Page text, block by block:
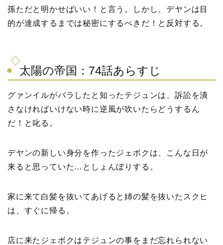
孫ただと明かせばいい！と言う。しかし、デヤンは目
的が達成するまでは秘密にするべきだ！と反対する。
太陽の帝国：74話あらすじ
グァンイルがバラしたと知ったテジュンは、訴訟を潰
さなければいけない時に逆風が吹いたらどうするん
だ！と叱る。
デヤンの新しい身分を作ったジェボクは、こんな日が
来ると思っていた…としょんぼりする。
家に来て白髪を抜いてあげると姉の髪を抜いたスクヒ
は、すぐに帰る。
店に来たジェボクはテジュンの事をまだ忘れられない